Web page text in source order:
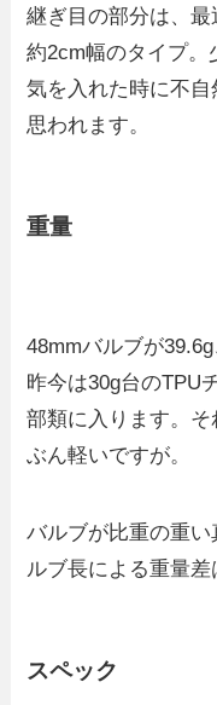
継ぎ目の部分は、最
約2cm幅のタイプ。
気を入れた時に不
思われます。
重量
48mmバルブが
昨今は30g台のTPU
部類に入ります。
ぶん軽いですが。
バルブが比重の重
ルブ長による重量差
スペック